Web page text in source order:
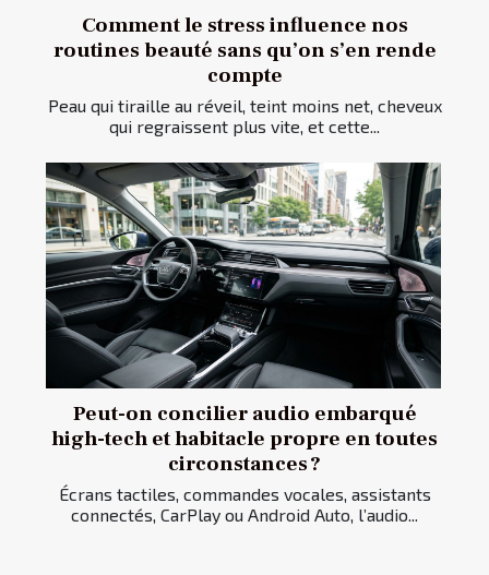
Comment le stress influence nos
routines beauté sans qu’on s’en rende
compte
Peau qui tiraille au réveil, teint moins net, cheveux
qui regraissent plus vite, et cette...
Peut-on concilier audio embarqué
high-tech et habitacle propre en toutes
circonstances ?
Écrans tactiles, commandes vocales, assistants
connectés, CarPlay ou Android Auto, l’audio...